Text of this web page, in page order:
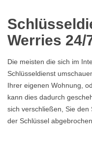
Werries 24/
Die meisten die sich im
Schlüsseldienst
Ihrer eigenen Wohnung,
kann dies dadurch
sich verschließen, Sie
der Schlüssel